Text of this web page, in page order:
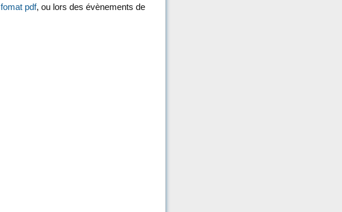
fomat pdf, ou lors des évènements de